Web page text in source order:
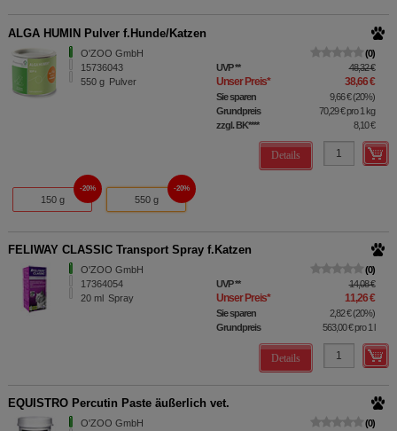
ALGA HUMIN Pulver f.Hunde/Katzen
O'ZOO GmbH
15736043
550 g Pulver
0
UVP** 48,32 €
Unser Preis* 38,66 €
Sie sparen 9,66 €(20%)
Grundpreis
70,29 €pro 1 kg
zzgl. BK**** 8,10 €
Details
150 g
20%
550 g
20%
FELIWAY CLASSIC Transport Spray f.Katzen
O'ZOO GmbH
17364054
20 ml Spray
0
UVP** 14,08 €
Unser Preis* 11,26 €
Sie sparen 2,82 €(20%)
Grundpreis
563,00 €pro 1 l
Details
EQUISTRO Percutin Paste äußerlich vet.
O'ZOO GmbH
0